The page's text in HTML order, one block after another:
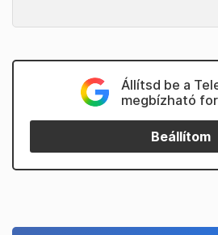
Állítsd be a
megbízható
Beállítom